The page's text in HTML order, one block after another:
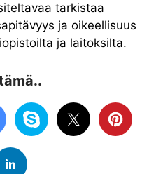
tarkistaa
ja oikeellisuus
ja laitoksilta.